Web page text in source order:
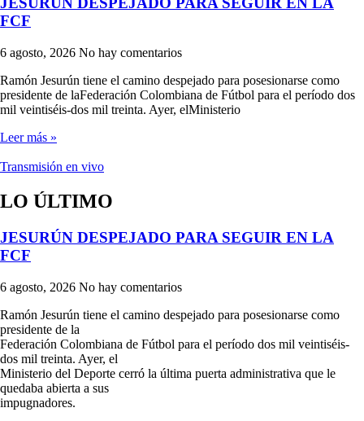
FCF
6 agosto, 2026 No hay comentarios
Ramón Jesurún tiene el camino despejado para posesionarse como
presidente de laFederación Colombiana de Fútbol para el período dos
mil veintiséis-dos mil treinta. Ayer, elMinisterio
Leer más »
Transmisión en vivo
LO ÚLTIMO
JESURÚN DESPEJADO PARA SEGUIR EN LA
FCF
6 agosto, 2026 No hay comentarios
Ramón Jesurún tiene el camino despejado para posesionarse como
presidente de la
Federación Colombiana de Fútbol para el período dos mil veintiséis-
dos mil treinta. Ayer, el
Ministerio del Deporte cerró la última puerta administrativa que le
quedaba abierta a sus
impugnadores.